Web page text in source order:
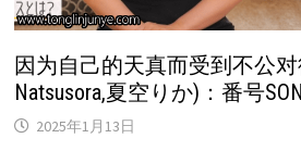
因为自己的天真而受到不公
Natsusora,夏空りか)：番号
2025年1月13日